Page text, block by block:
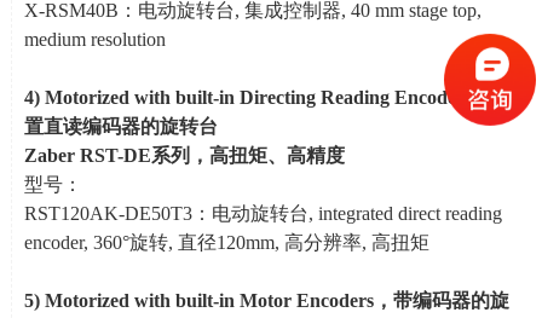
X-RSM40B：电动旋转台, 集成控制器, 40 mm stage top,
medium resolution
4) Motorized with built-in Directing Reading Encoders，内
置直读编码器的旋转台
Zaber RST-DE系列，高扭矩、高精度
型号：
RST120AK-DE50T3：电动旋转台, integrated direct reading
encoder, 360°旋转, 直径120mm, 高分辨率, 高扭矩
5) Motorized with built-in Motor Encoders，带编码器的旋